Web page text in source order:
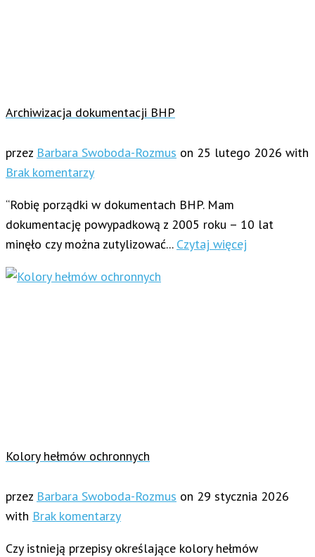
Archiwizacja dokumentacji BHP
przez Barbara Swoboda-Rozmus on 25 lutego 2026 with
Brak komentarzy
“Robię porządki w dokumentach BHP. Mam
dokumentację powypadkową z 2005 roku – 10 lat
minęło czy można zutylizować... Czytaj więcej
Kolory hełmów ochronnych
przez Barbara Swoboda-Rozmus on 29 stycznia 2026
with Brak komentarzy
Czy istnieją przepisy określające kolory hełmów